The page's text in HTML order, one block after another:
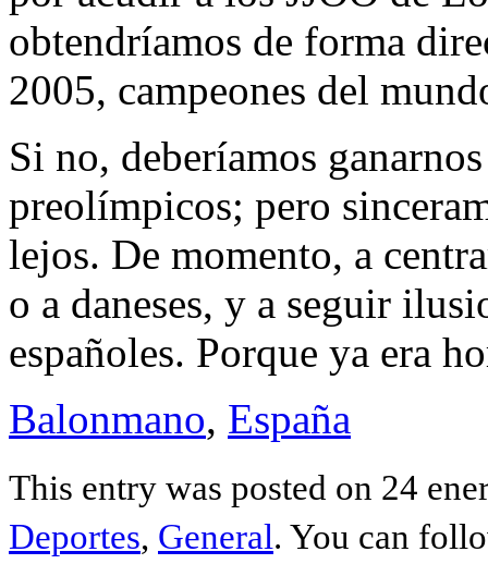
obtendríamos de forma
2005, campeones del
Si no, deberíamos
preolímpicos; pero
lejos. De momento, a
o a daneses, y a seguir
españoles. Porque ya era
Balonmano, España
This entry was posted on 24
Deportes, General. You can